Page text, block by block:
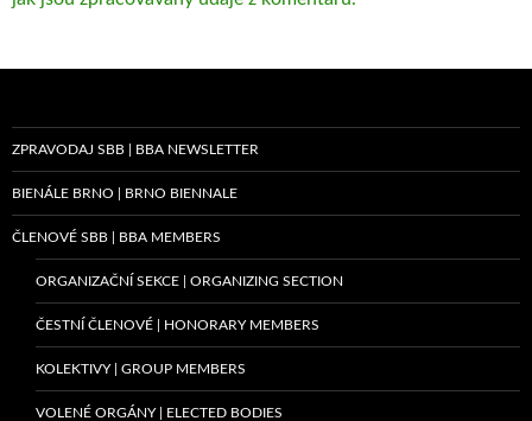
ZPRAVODAJ SBB | BBA NEWSLETTER
BIENÁLE BRNO | BRNO BIENNALE
ČLENOVÉ SBB | BBA MEMBERS
ORGANIZAČNÍ SEKCE | ORGANIZING SECTION
ČESTNÍ ČLENOVÉ | HONORARY MEMBERS
KOLEKTIVY | GROUP MEMBERS
VOLENÉ ORGÁNY | ELECTED BODIES